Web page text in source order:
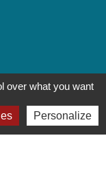
over what you want
Personalize